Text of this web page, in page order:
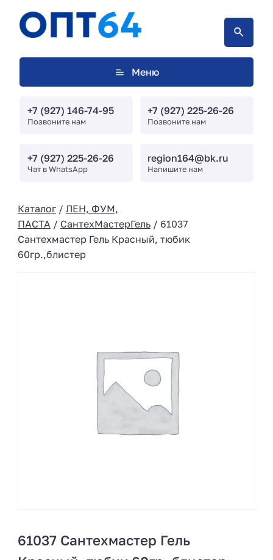
Меню
+7 (927) 146-74-95
Позвоните нам
+7 (927) 225-26-26
Позвоните нам
+7 (927) 225-26-26
Чат в WhatsApp
region164@bk.ru
Напишите нам
Каталог/ ЛЕН, ФУМ,
ПАСТА / СантехМастерГель/ 61037
Сантехмастер Гель Красный, тюбик
60гр.,блистер
61037 Сантехмастер Гель